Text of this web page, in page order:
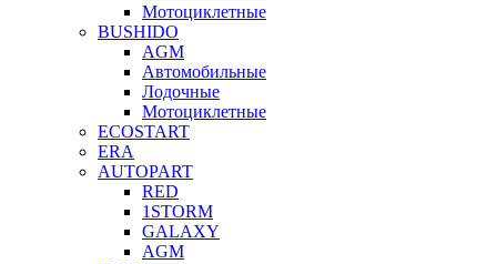
Мотоциклетные
BUSHIDO
AGM
Автомобильные
Лодочные
Мотоциклетные
ECOSTART
ERA
AUTOPART
RED
1STORM
GALAXY
AGM